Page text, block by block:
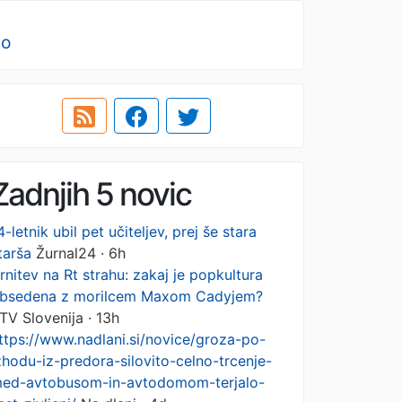
5 novic
letnik ubil pet učiteljev, prej še stara
Žurnal24 · 6h
na Rt strahu: zakaj je popkultura
z morilcem Maxom Cadyjem?
Slovenija · 13h
www.nadlani.si/novice/groza-po-
iz-predora-silovito-celno-trcenje-
avtobusom-in-avtodomom-terjalo-